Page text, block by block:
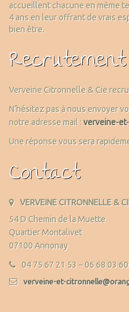
accueillent chacune en même
4 ans en leur offrant de vrais
bien être.
Recrutement
Verveine Citronnelle & Cie
N’hésitez pas à nous envoyer
notre adresse mail :verveine-
Une réponse vous sera
Contact
VERVEINE CITRONNELLE &
54 D Chemin de la Muette
Quartier Montalivet
07100 Annonay
04 75 67 21 53 – 06 68 03
verveine-et-